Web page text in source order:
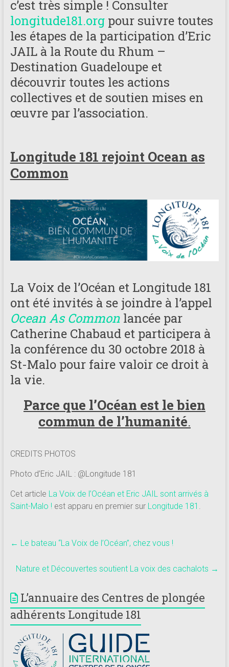
c’est très simple ! Consulter
longitude181.orgpour suivre toutes
les étapes de la participation d’Eric
JAIL à la Route du Rhum –
Destination Guadeloupe et
découvrir toutes les actions
collectives et de soutien mises en
œuvre par l’association.
Longitude 181 rejoint Ocean as
Common
La Voix de l’Océan et Longitude 181
ont été invités à se joindre à l’appel
Ocean As Commonlancée par
Catherine Chabaud et participera à
la conférence du 30 octobre 2018 à
St-Malo pour faire valoir ce droit à
la vie.
Parce que l’Océan est le bien
commun de l’humanité.
CREDITS PHOTOS
Photo d’Eric JAIL : @Longitude 181
Cet article La Voix de l’Océan et Eric JAIL sont arrivés à
Saint-Malo !est apparu en premier sur Longitude 181 .
← Le bateau “La Voix de l’Océan”, chez vous !
Nature et Découvertes soutient La voix des cachalots →
L’annuaire des Centres de plongée
adhérents Longitude 181